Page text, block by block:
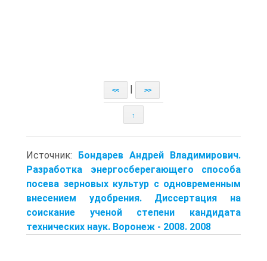
<< >>
↑
Источник: Бондарев Андрей Владимирович.
Разработка энергосберегающего способа
посева зерновых культур с одновременным
внесением удобрения. Диссертация на
соискание ученой степени кандидата
технических наук. Воронеж - 2008. 2008